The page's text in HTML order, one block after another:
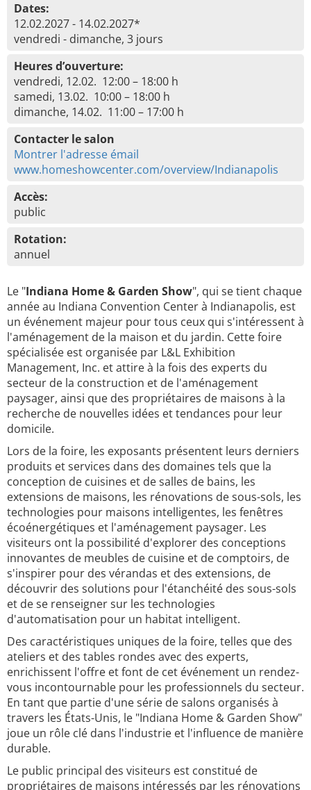
Dates:
12.02.2027 - 14.02.2027*
vendredi - dimanche, 3 jours
Heures d’ouverture:
vendredi, 12.02. 12:00 – 18:00 h
samedi, 13.02. 10:00 – 18:00 h
dimanche, 14.02. 11:00 – 17:00 h
Contacter le salon
Montrer l'adresse émail
www.homeshowcenter.com/overview/Indianapolis
Accès:
public
Rotation:
annuel
Le "Indiana Home & Garden Show", qui se tient chaque
année au Indiana Convention Center à Indianapolis, est
un événement majeur pour tous ceux qui s'intéressent à
l'aménagement de la maison et du jardin. Cette foire
spécialisée est organisée par L&L Exhibition
Management, Inc. et attire à la fois des experts du
secteur de la construction et de l'aménagement
paysager, ainsi que des propriétaires de maisons à la
recherche de nouvelles idées et tendances pour leur
domicile.
Lors de la foire, les exposants présentent leurs derniers
produits et services dans des domaines tels que la
conception de cuisines et de salles de bains, les
extensions de maisons, les rénovations de sous-sols, les
technologies pour maisons intelligentes, les fenêtres
écoénergétiques et l'aménagement paysager. Les
visiteurs ont la possibilité d'explorer des conceptions
innovantes de meubles de cuisine et de comptoirs, de
s'inspirer pour des vérandas et des extensions, de
découvrir des solutions pour l'étanchéité des sous-sols
et de se renseigner sur les technologies
d'automatisation pour un habitat intelligent.
Des caractéristiques uniques de la foire, telles que des
ateliers et des tables rondes avec des experts,
enrichissent l'offre et font de cet événement un rendez-
vous incontournable pour les professionnels du secteur.
En tant que partie d'une série de salons organisés à
travers les États-Unis, le "Indiana Home & Garden Show"
joue un rôle clé dans l'industrie et l'influence de manière
durable.
Le public principal des visiteurs est constitué de
propriétaires de maisons intéressés par les rénovations